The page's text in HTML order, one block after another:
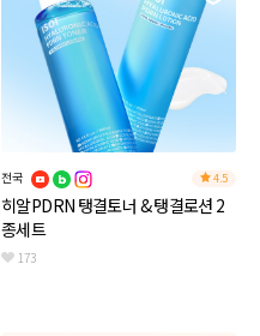
전국 4.5
히알PDRN 탱결토너 & 탱결로션 2
종세트
173